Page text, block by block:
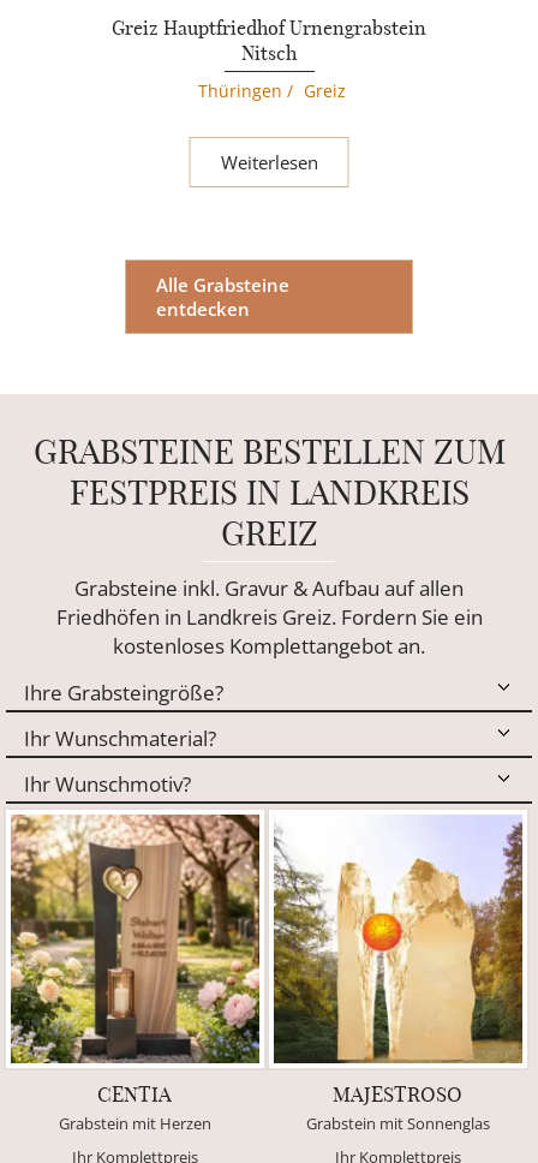
Greiz Hauptfriedhof Urnengrabstein
Nitsch
Thüringen / Greiz
Weiterlesen
Alle Grabsteine
entdecken
GRABSTEINE BESTELLEN ZUM
FESTPREIS IN LANDKREIS
GREIZ
Grabsteine inkl. Gravur & Aufbau auf allen
Friedhöfen in Landkreis Greiz. Fordern Sie ein
kostenloses Komplettangebot an.
CENTIA
Grabstein mit Herzen
Ihr Komplettpreis
MAJESTROSO
Grabstein mit Sonnenglas
Ihr Komplettpreis